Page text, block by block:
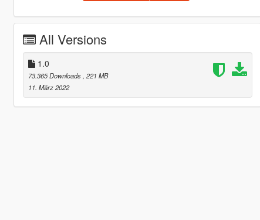
All Versions
1.0
73.365 Downloads , 221 MB
11. März 2022